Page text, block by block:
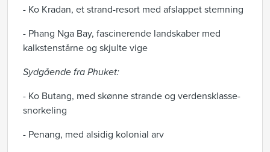
- Ko Kradan, et strand-resort med afslappet stemning
- Phang Nga Bay, fascinerende landskaber med
kalkstenstårne og skjulte vige
Sydgående fra Phuket:
- Ko Butang, med skønne strande og verdensklasse-
snorkeling
- Penang, med alsidig kolonial arv